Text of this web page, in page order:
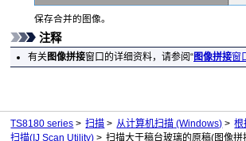
保存合并的图像。
注释
有关图像拼接窗口的详细资料，请参阅“图像拼接窗
TS8180 series 扫描 从计算机扫描 (Windows)
根
扫描(IJ Scan Utility)
扫描大于稿台玻璃的原稿(图像拼